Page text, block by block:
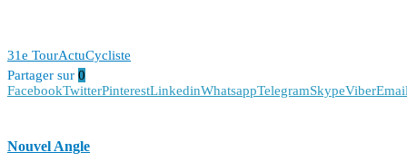
31e TourActuCycliste
Partager sur 0
FacebookTwitterPinterestLinkedinWhatsappTelegramSkypeViber
Nouvel Angle